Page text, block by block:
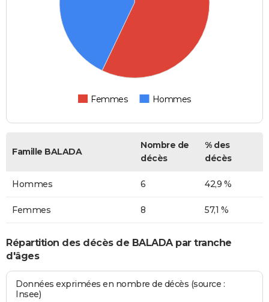
Femmes Hommes
Famille BALADA
Nombre de
décès
% des
décès
Hommes 6 42,9 %
Femmes 8 57,1 %
Répartition des décès de BALADA par tranche
d'âges
Données exprimées en nombre de décès (source :
Insee)